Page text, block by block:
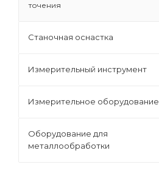
точения
Станочная оснастка
Измерительный инструмент
Измерительное оборудование
Оборудование для
металлообработки